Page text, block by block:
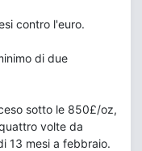
contro l'euro.
di due
sotto le 850£/oz,
volte da
13 mesi a febbraio.